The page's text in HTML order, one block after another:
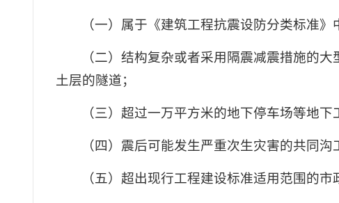
（一）属于《建筑工程抗震设防分类标准
（二）结构复杂或者采用隔震减震措施的
土层的隧道；
（三）超过一万平方米的地下停车场等地下
（四）震后可能发生严重次生灾害的共同
（五）超出现行工程建设标准适用范围的市